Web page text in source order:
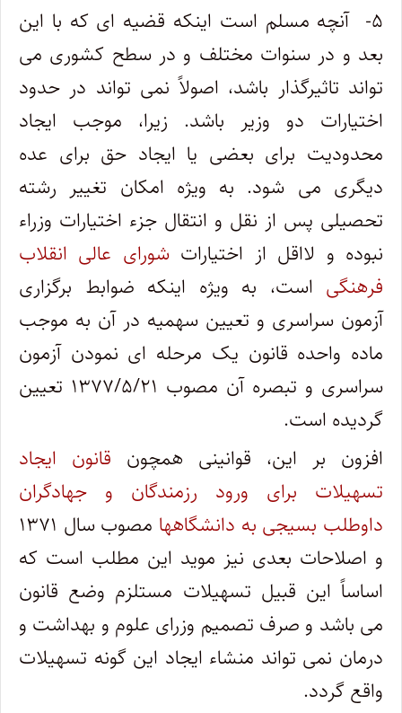
۵- آنچه مسلم است اینکه قضیه ‎ای که با این
بعد و در سنوات مختلف و در سطح کشوری می
‎تواند تاثیرگذار باشد، اصولاً نمی ‎تواند در حدود
اختیارات دو وزیر باشد. زیرا، موجب ایجاد
محدودیت برای بعضی یا ایجاد حق برای عده
دیگری می شود. به ویژه امکان تغییر رشته
تحصیلی پس از نقل و انتقال جزء اختیارات وزراء
نبوده و لااقل از اختیاراتشورای‌ عالی انقلاب
فرهنگی است، به ویژه اینکه ضوابط برگزاری
آزمون سراسری و تعیین سهمیه در آن به موجب
ماده واحده قانون یک مرحله ‎ای نمودن آزمون
سراسری و تبصره آن مصوب ۱۳۷۷/۵/۲۱ تعیین
گردیده است.
افزون بر این، قوانینی همچون قانون ایجاد
تسهیلات برای ورود رزمندگان و جهادگران
داوطلب بسیجی به دانشگاهها
مصوب سال ۱۳۷۱
و اصلاحات بعدی نیز موید این مطلب است که
اساساً این قبیل تسهیلات مستلزم وضع قانون
می باشد و صرف تصمیم وزرای علوم و بهداشت و
درمان نمی ‎تواند منشاء ایجاد این گونه تسهیلات
واقع گردد.